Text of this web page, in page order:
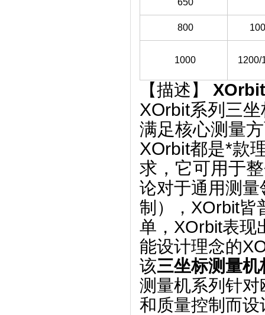
650
800
1000 1200/
【描述】
XOrbit系列三
满足核心测量
XOrbit都是*款
求，它可用于
论对于通用测
制），XOrbit皆
单，XOrbit表现
能设计理念的
该三坐标测量
测量机系列针
和质量控制而